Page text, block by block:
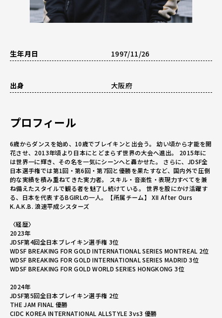
生年月日 1997/11/26
出身 大阪府
プロフィール
6歳からダンスを始め、10歳でブレイキンと出会う。 幼い頃から才能を開
花させ、2013年頃より日本にとどまらず世界の大会へ進出。 2015年に
は世界一に輝き、その名を一気にシーンへと轟かせた。 さらに、JDSF全
日本選手権では第1回・第6回・第7回と優勝を果たすなど、国内外で圧倒
的な実績を積み重ねてきた実力者。 スキル・音楽性・表現力すべてを兼
ね備えたスタイルで観る者を魅了し続けている。 世界を股にかけ活躍す
る、日本を代表するBGIRLの一人。【所属チーム】 XII After Ours
K.A.K.B. 浪速平成シスターズ
〈経歴〉
2023年
JDSF第4回全日本ブレイキン選手権 3位
WDSF BREAKING FOR GOLD INTERNATIONAL SERIES MONTREAL 2位
WDSF BREAKING FOR GOLD INTERNATIONAL SERIES MADRID 3位
WDSF BREAKING FOR GOLD WORLD SERIES HONGKONG 3位
2024年
JDSF第5回全日本ブレイキン選手権 2位
THE JAM FINAL 優勝
CIDC KOREA INTERNATIONAL ALLSTYLE 3vs3 優勝